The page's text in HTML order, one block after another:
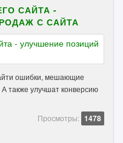
САЙТА -
С САЙТА
ошибки, мешающие
также улучшат конверсию
Просмотры: 1478